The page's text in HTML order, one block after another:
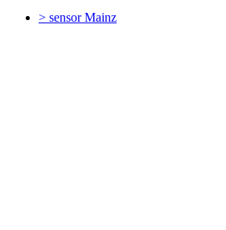
> sensorMainz